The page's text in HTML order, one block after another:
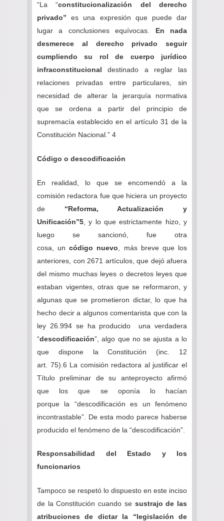
“La “constitucionalización del derecho
privado” es una expresión que puede dar
lugar a conclusiones equívocas. En nada
desmerece al derecho privado seguir
cumpliendo su rol de cuerpo jurídico
infraconstitucional destinado a reglar las
relaciones privadas entre particulares, sin
necesidad de alterar la jerarquía normativa
que se ordena a partir del principio de
supremacía establecido en el artículo 31 de la
Constitución Nacional.” 4
Código o descodificación
En realidad, lo que se encomendó a la
comisión redactora fue que hiciera un proyecto
de “Reforma, Actualización y
Unificación”5 , y lo que estrictamente hizo, y
luego se sancionó, fue otra
cosa, uncódigo nuevo , más breve que los
anteriores, con 2671 artículos, que dejó afuera
del mismo muchas leyes o decretos leyes que
estaban vigentes, otras que se reformaron, y
algunas que se prometieron dictar, lo que ha
hecho decir a algunos comentarista que con la
ley 26.994 se ha producido una verdadera
“descodificación”, algo que no se ajusta a lo
que dispone la Constitución (inc. 12
art. 75).6 La comisión redactora al justificar el
Título preliminar de su anteproyecto afirmó
que los que se oponía lo hacían
porque la “descodificación es un fenómeno
incontrastable”. De esta modo parece haberse
producido el fenómeno de la “descodificación”.
Responsabilidad del Estado y los
funcionarios
Tampoco se respetó lo dispuesto en este inciso
de la Constitución cuando se sustrajo de las
atribuciones de dictar la “legislación de